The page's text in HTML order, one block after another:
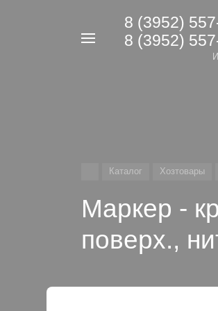
8 (3952)
8 (3952)
Каталог Хозтовары
Маркер -
поверх.,